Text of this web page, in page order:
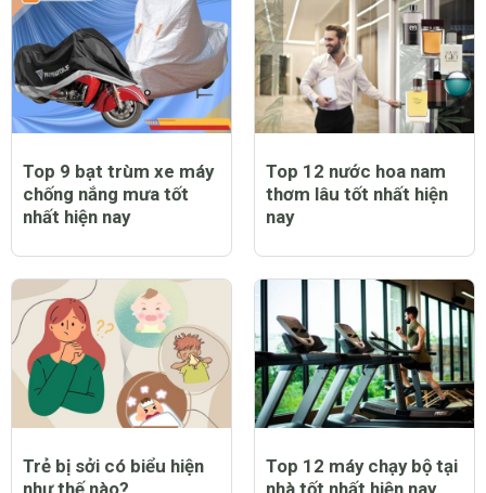
Top 9 bạt trùm xe máy
chống nắng mưa tốt
nhất hiện nay
Top 12 nước hoa nam
thơm lâu tốt nhất hiện
nay
Trẻ bị sởi có biểu hiện
Top 12 máy chạy bộ tại